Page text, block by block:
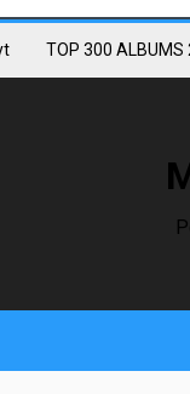
TOP 300 ALBUMS